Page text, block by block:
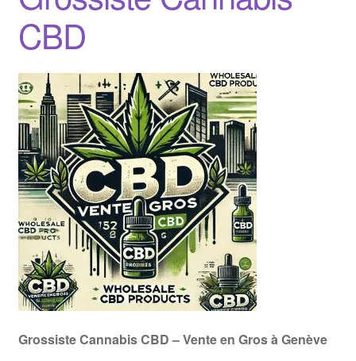
CBD
Grossiste Cannabis CBD – Vente en Gros à Genève